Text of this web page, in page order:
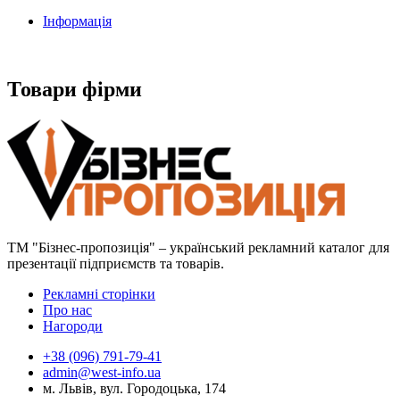
Інформація
Товари фірми
ТМ "Бізнес-пропозиція" – український рекламний каталог для
презентації підприємств та товарів.
Рекламні сторінки
Про нас
Нагороди
+38 (096) 791-79-41
admin@west-info.ua
м. Львів, вул. Городоцька, 174